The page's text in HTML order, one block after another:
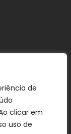
de
clicar em
uso de
da Lapa